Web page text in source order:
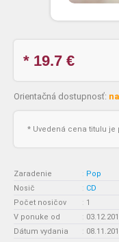
* 19.7 €
Orientačná dostupnosť:
* Uvedená cena titulu je
Zaradenie : Pop
Nosič
: CD
Počet nosičov
: 1
V ponuke od
:
Dátum vydania
: